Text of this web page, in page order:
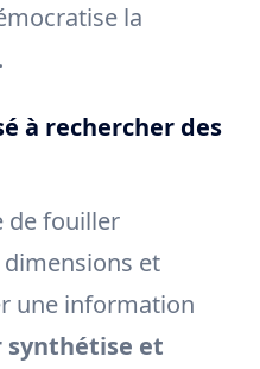
la
à rechercher des
de fouiller
et
une information
synthétise et